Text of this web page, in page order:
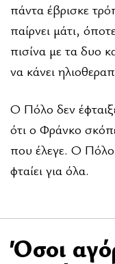
πάντα έβρισκε
παίρνει μάτι,
πισίνα με τα δυο
να κάνει
Ο Πόλο δεν
ότι ο Φράνκο
που έλεγε. Ο Πόλο
φταίει για όλα.
Όσοι